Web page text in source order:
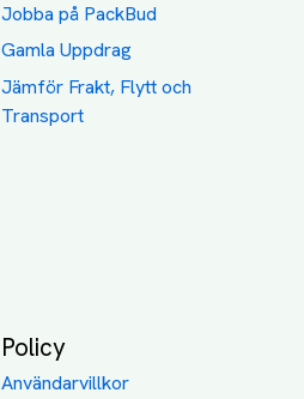
Jobba på PackBud
Gamla Uppdrag
Jämför Frakt, Flytt och
Transport
Policy
Användarvillkor